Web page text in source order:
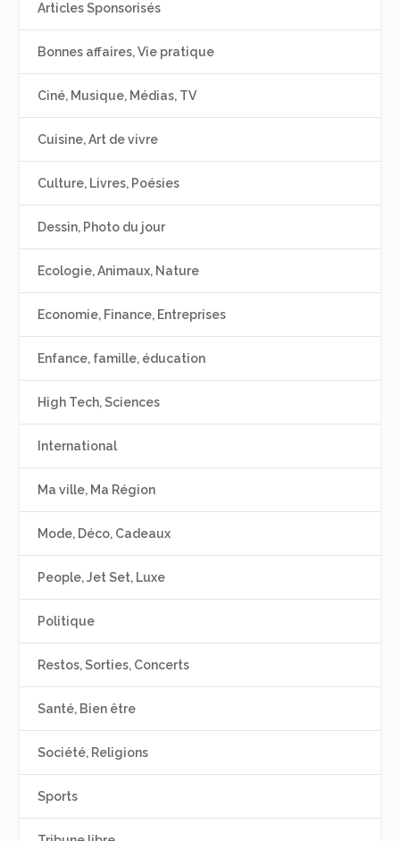
Articles Sponsorisés
Bonnes affaires, Vie pratique
Ciné, Musique, Médias, TV
Cuisine, Art de vivre
Culture, Livres, Poésies
Dessin, Photo du jour
Ecologie, Animaux, Nature
Economie, Finance, Entreprises
Enfance, famille, éducation
High Tech, Sciences
International
Ma ville, Ma Région
Mode, Déco, Cadeaux
People, Jet Set, Luxe
Politique
Restos, Sorties, Concerts
Santé, Bien être
Société, Religions
Sports